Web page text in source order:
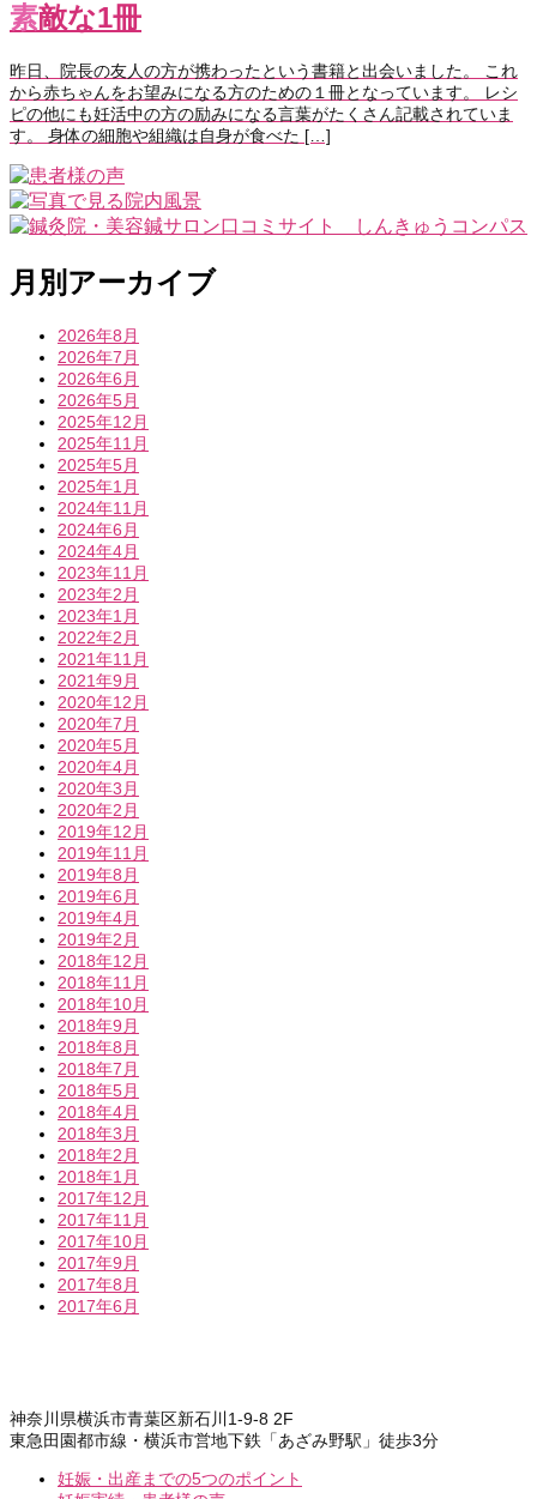
素敵な1冊
昨日、院長の友人の方が携わったという書籍と出会いました。 これ
から赤ちゃんをお望みになる方のための１冊となっています。 レシ
ピの他にも妊活中の方の励みになる言葉がたくさん記載されていま
す。 身体の細胞や組織は自身が食べた […]
月別アーカイブ
2026年8月
2026年7月
2026年6月
2026年5月
2025年12月
2025年11月
2025年5月
2025年1月
2024年11月
2024年6月
2024年4月
2023年11月
2023年2月
2023年1月
2022年2月
2021年11月
2021年9月
2020年12月
2020年7月
2020年5月
2020年4月
2020年3月
2020年2月
2019年12月
2019年11月
2019年8月
2019年6月
2019年4月
2019年2月
2018年12月
2018年11月
2018年10月
2018年9月
2018年8月
2018年7月
2018年5月
2018年4月
2018年3月
2018年2月
2018年1月
2017年12月
2017年11月
2017年10月
2017年9月
2017年8月
2017年6月
神奈川県横浜市青葉区新石川1-9-8 2F
東急田園都市線・横浜市営地下鉄「あざみ野駅」徒歩3分
妊娠・出産までの5つのポイント